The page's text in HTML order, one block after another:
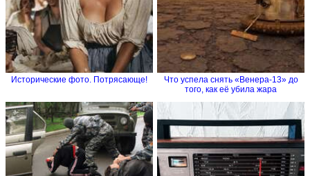
Исторические фото. Потрясающе!
Что успела снять «Венера-13» до
того, как её убила жара